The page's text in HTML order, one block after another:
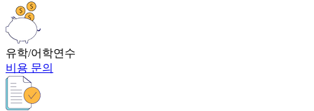
유학/어학연수
비용 문의